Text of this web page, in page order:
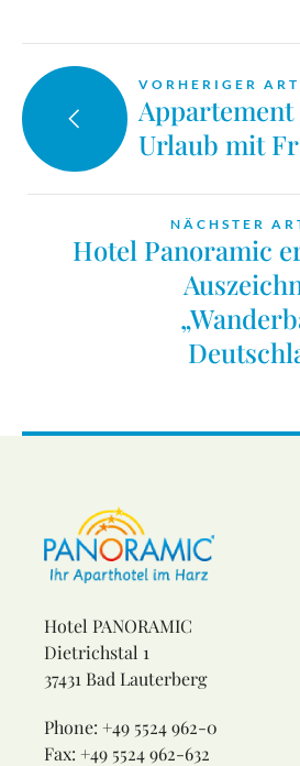
VORHERIGER
Urlaub mit
NÄCHSTER
Hotel Panoramic
Hotel PANORAMIC
Dietrichstal 1
37431 Bad Lauterberg
Phone: +49 5524 962-0
Fax: +49 5524 962-632